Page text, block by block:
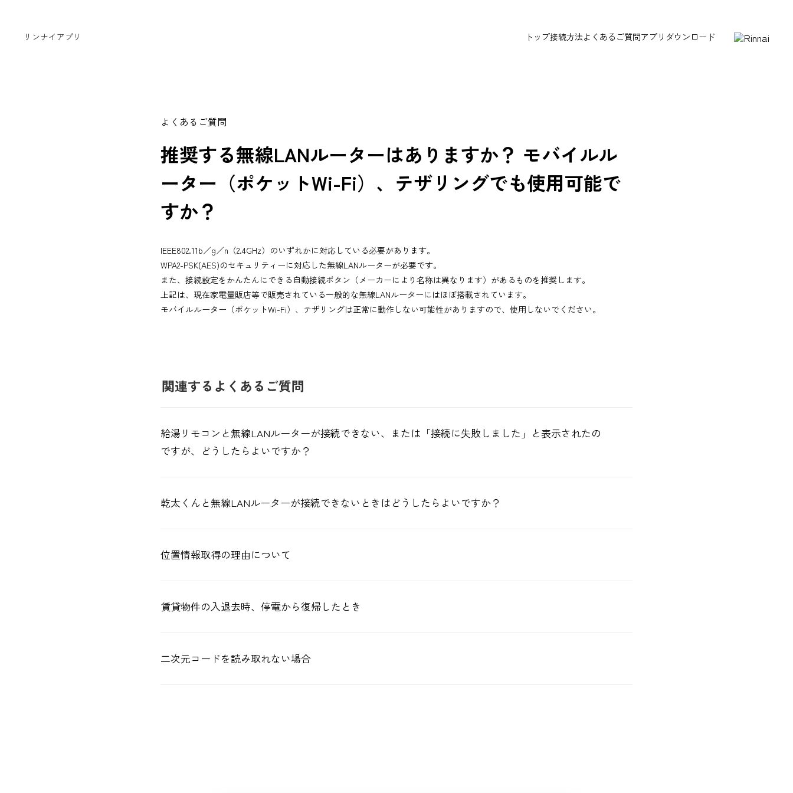
リンナイアプリ トップ接続方法よくあるご質問アプリダウンロード
よくあるご質問
推奨する無線LANルーターはありますか？ モバイルル
ーター（ポケットWi-Fi）、テザリングでも使用可能で
すか？
IEEE802.11b／g／n（2.4GHz）のいずれかに対応している必要があります。
WPA2-PSK(AES)のセキュリティーに対応した無線LANルーターが必要です。
また、接続設定をかんたんにできる自動接続ボタン（メーカーにより名称は異なります）があるものを推奨します。
上記は、現在家電量販店等で販売されている一般的な無線LANルーターにはほぼ搭載されています。
モバイルルーター（ポケットWi-Fi）、テザリングは正常に動作しない可能性がありますので、使用しないでください。
関連するよくあるご質問
給湯リモコンと無線LANルーターが接続できない、または「接続に失敗しました」と表示されたの
ですが、どうしたらよいですか？
乾太くんと無線LANルーターが接続できないときはどうしたらよいですか？
位置情報取得の理由について
賃貸物件の入退去時、停電から復帰したとき
二次元コードを読み取れない場合